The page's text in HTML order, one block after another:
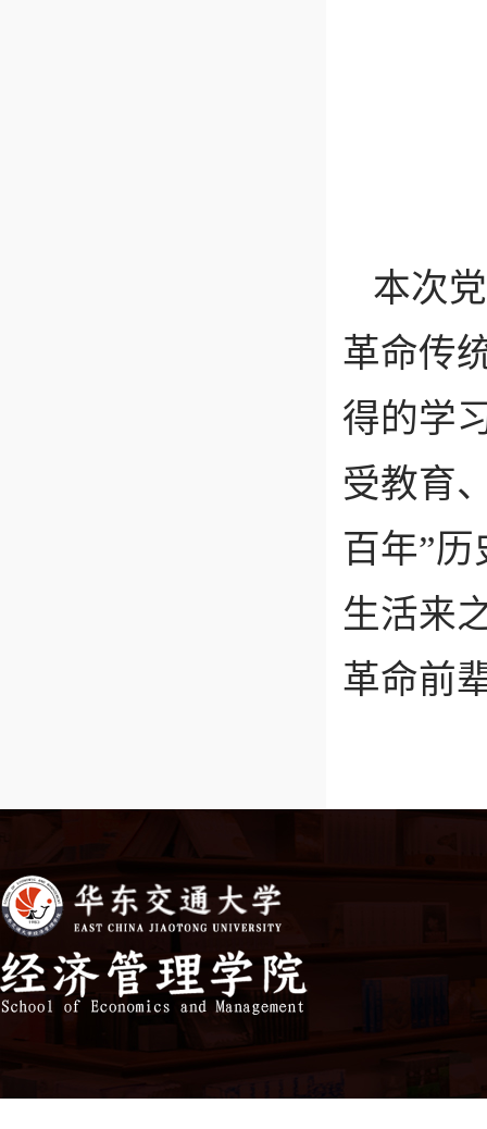
本次
革命传
得的学
受教育
百年”
生活来
革命前